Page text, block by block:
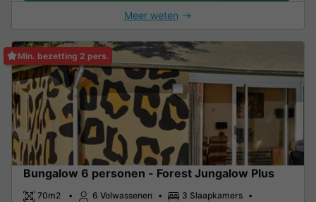
Meer weten
Min. bezetting 2 pers.
Bungalow 6 personen - Forest Jungalow Plus
70m2 6 Volwassenen
3 Slaapkamers